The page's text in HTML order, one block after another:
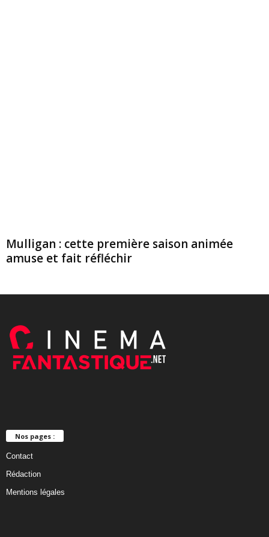
Mulligan : cette première saison animée
amuse et fait réfléchir
Nos pages :
Contact
Rédaction
Mentions légales